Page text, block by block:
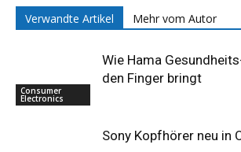
Verwandte Artikel Mehr vom Autor
Consumer
Electronics
Wie Hama
den Finger bringt
Sony Kopfhörer neu in